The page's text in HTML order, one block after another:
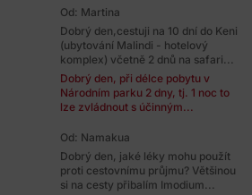
Od: Martina
Dobrý den,cestuji na 10 dní do Keni
(ubytování Malindi - hotelový
komplex) včetně 2 dnů na safari...
Dobrý den, při délce pobytu v
Národním parku 2 dny, tj. 1 noc to
lze zvládnout s účinným...
Od: Namakua
Dobrý den, jaké léky mohu použít
proti cestovnímu průjmu? Většinou
si na cesty přibalím Imodium...